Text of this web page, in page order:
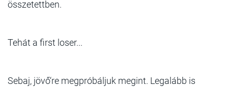
összetettben.
Tehát a first loser...
Sebaj, jövő‘re megpróbáljuk megint. Legalább is